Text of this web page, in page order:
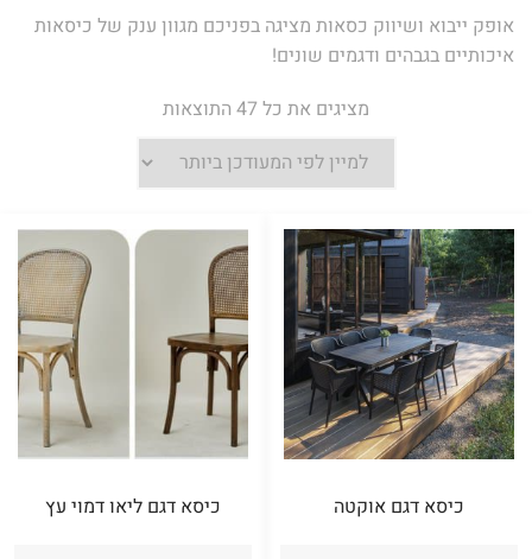
אופק ייבוא ושיווק כסאות מציגה בפניכם מגוון ענק של כיסאות
איכותיים בגבהים ודגמים שונים!
מציגים את כל ⁦47⁩ התוצאות
ממוין
לפי
כיסא דגם אוקטה כיסא דגם ליאו דמוי עץ